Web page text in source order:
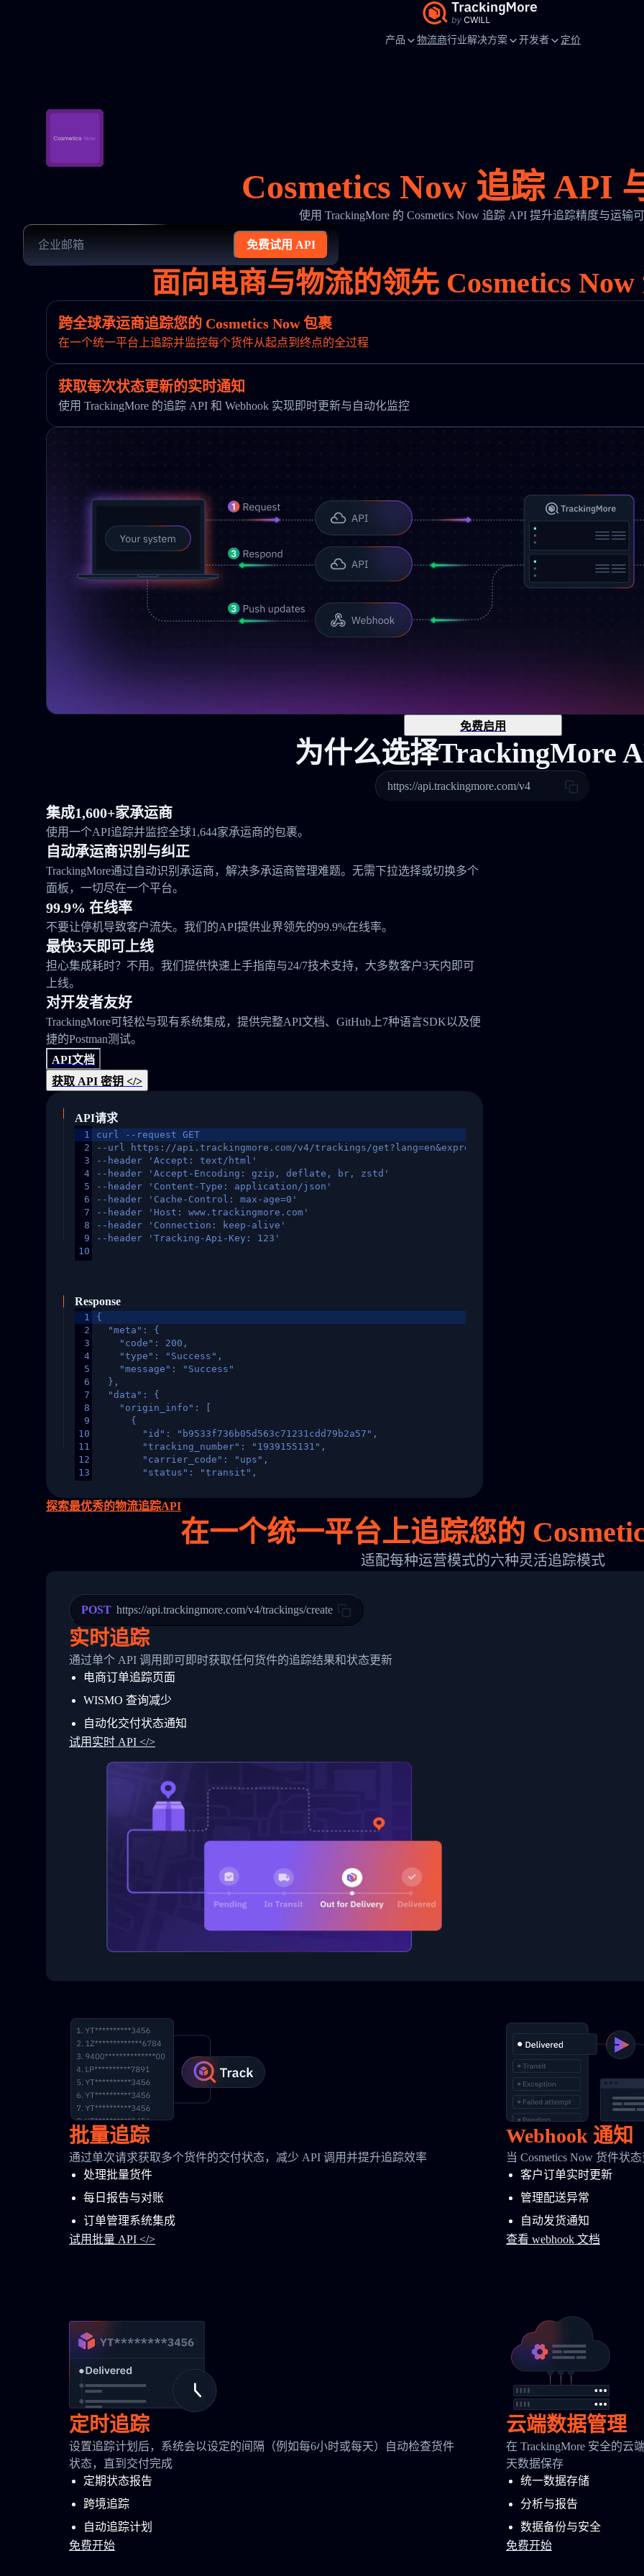
产品 物流商行业解决方案 开发者 定价
Cosmetics Now 追踪 API
使用 TrackingMore 的 Cosmetics Now 追踪 API 提升追踪精度与运输
免费试用 API
面向电商与物流的领先 Cosmetics
跨全球承运商追踪您的 Cosmetics Now 包裹
在一个统一平台上追踪并监控每个货件从起点到终点的全过程
获取每次状态更新的实时通知
使用 TrackingMore 的追踪 API 和 Webhook 实现即时更新与自动化监控
免费启用
为什么选择TrackingMore
https://api.trackingmore.com/v4
集成1,600+家承运商
使用一个API追踪并监控全球1,644家承运商的包裹。
自动承运商识别与纠正
TrackingMore通过自动识别承运商，解决多承运商管理难题。无需下拉选择或切换多个
面板，一切尽在一个平台。
99.9% 在线率
不要让停机导致客户流失。我们的API提供业界领先的99.9%在线率。
最快3天即可上线
担心集成耗时？不用。我们提供快速上手指南与24/7技术支持，大多数客户3天内即可
上线。
对开发者友好
TrackingMore可轻松与现有系统集成，提供完整API文档、GitHub上7种语言SDK以及便
捷的Postman测试。
API文档
获取 API 密钥 </>
API请求
1
2
3
4
5
6
7
8
9
10
curl --request GET
--url https://api.trackingmore.com/v4/trackings/get?lang=en&express=ups&tracknumber=1939155131
--header 'Accept: text/html'
--header 'Accept-Encoding: gzip, deflate, br, zstd'
--header 'Content-Type: application/json'
--header 'Cache-Control: max-age=0'
--header 'Host: www.trackingmore.com'
--header 'Connection: keep-alive'
--header 'Tracking-Api-Key: 123'
Response
1
2
3
4
5
6
7
8
9
10
11
12
13
15
16
24
25
26
27
28
29
31
32
33
34
{
  "meta": {
    "code": 200,
    "type": "Success",
    "message": "Success"
  },
  "data": {
    "origin_info": [
      {
        "id": "b9533f736b05d563c71231cdd79b2a57",
        "tracking_number": "1939155131",
        "carrier_code": "ups",
        "status": "transit",
        "destination_country": "United States",
        "itemTimeLength": 2,
        "weblink": "",
        "phone": null,
"Details": "Departed Facility in HONG KONG-HONG KONG, HONG KONG-HONG KONG,2017-03-
          },
          {
            "Date": "2017-03-06 15:28:00",
            "StatusDescription": "Shipment picked up",
            "Details": "BEIJING-CHINA,PEOPLES REPUBLIC"
          }
        ]
      }
    ]
  }
}
探索最优秀的物流追踪API
在一个统一平台上追踪您的
适配每种运营模式的六种灵活追踪模式
POST https://api.trackingmore.com/v4/trackings/create
实时追踪
通过单个 API 调用即可即时获取任何货件的追踪结果和状态更新
电商订单追踪页面
WISMO 查询减少
自动化交付状态通知
试用实时 API </>
批量追踪
通过单次请求获取多个货件的交付状态，减少 API 调用并提升追踪效率
处理批量货件
每日报告与对账
订单管理系统集成
试用批量 API </>
Webhook 通知
当 Cosmetics Now 货件状
客户订单实时更新
管理配送异常
自动发货通知
查看 webhook 文档
定时追踪
设置追踪计划后，系统会以设定的间隔（例如每6小时或每天）自动检查货件
状态，直到交付完成
定期状态报告
跨境追踪
自动追踪计划
免费开始
云端数据管理
在 TrackingMore 安全的云
天数据保存
统一数据存储
分析与报告
数据备份与安全
免费开始